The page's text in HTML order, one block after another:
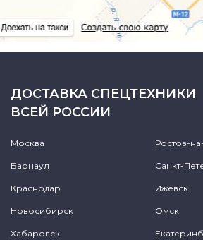
ДОСТАВКА СПЕЦТЕХНИКИ
ВСЕЙ РОССИИ
Москва Ростов-
Барнаул Санкт-
Краснодар Ижевск
Новосибирск Омск
Хабаровск